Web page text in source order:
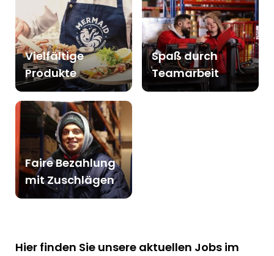
Vielfältige
Produkte
Spaß durch
Teamarbeit
Faire Bezahlung
mit Zuschlägen
Hier finden Sie unsere aktuellen Jobs im